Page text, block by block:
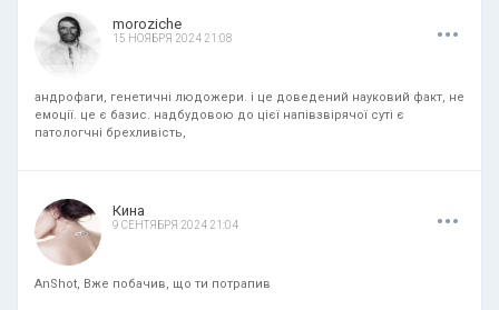
moroziche
15 НОЯБРЯ 2024 21:08 ...
андрофаги, генетичні людожери. і це доведений науковий факт, не
емоції. це є базис. надбудовою до цієї напівзвірячої суті є
патологчні брехливість,
Кина
9 СЕНТЯБРЯ 2024 21:04 ...
AnShot, Вже побачив, що ти потрапив